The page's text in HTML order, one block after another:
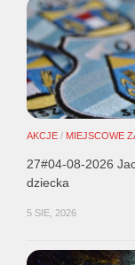
AKCJE / MIEJSCOWE
27#04-08-2026
dziecka
5 SIE, 2026